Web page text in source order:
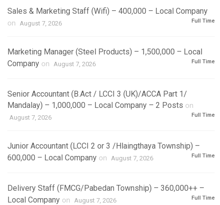
Sales & Marketing Staff (Wifi) – 400,000 – Local Company
on August 7, 2026 Full Time
Marketing Manager (Steel Products) – 1,500,000 – Local
Company on August 7, 2026 Full Time
Senior Accountant (B.Act / LCCI 3 (UK)/ACCA Part 1/
Mandalay) – 1,000,000 – Local Company – 2 Posts on
August 7, 2026 Full Time
Junior Accountant (LCCI 2 or 3 /Hlaingthaya Township) –
600,000 – Local Company on August 7, 2026 Full Time
Delivery Staff (FMCG/Pabedan Township) – 360,000++ –
Local Company on August 7, 2026 Full Time